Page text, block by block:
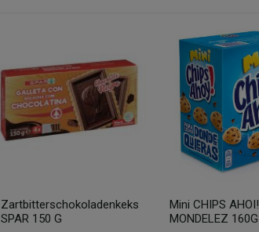
Zartbitterschokoladenkeks
SPAR 150 G
Mini CHIPS AHOI!
MONDELEZ 160G